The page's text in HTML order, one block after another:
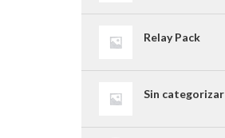
Relay Pack
Sin categorizar